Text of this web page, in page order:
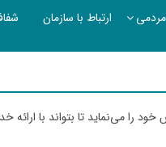
مردمی ارتباط با سازمان
می‌نماید تا بتواند با ارائه